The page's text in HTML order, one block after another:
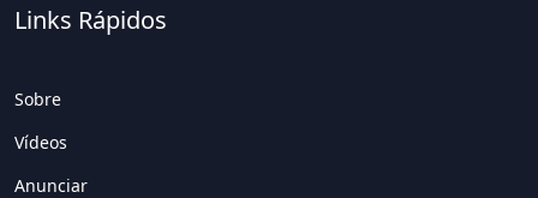
Links Rápidos
Sobre
Vídeos
Anunciar